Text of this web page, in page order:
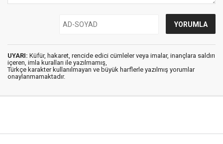
UYARI: Küfür, hakaret, rencide edici cümleler veya imalar, inançlara saldırı
içeren, imla kuralları ile yazılmamış,
Türkçe karakter kullanılmayan ve büyük harflerle yazılmış yorumlar
onaylanmamaktadır.